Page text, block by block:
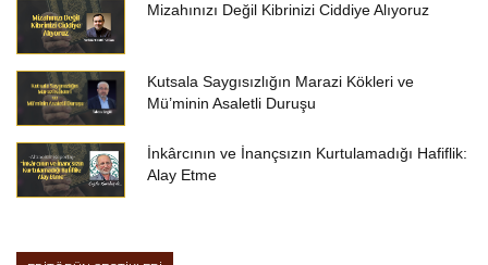
Mizahınızı Değil Kibrinizi Ciddiye Alıyoruz
Kutsala Saygısızlığın Marazi Kökleri ve
Mü’minin Asaletli Duruşu
İnkârcının ve İnançsızın Kurtulamadığı Hafiflik:
Alay Etme